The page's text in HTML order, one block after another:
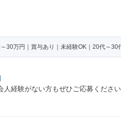
30万円｜賞与あり｜未経験OK｜20代～30
人経験がない方もぜひご応募くださ